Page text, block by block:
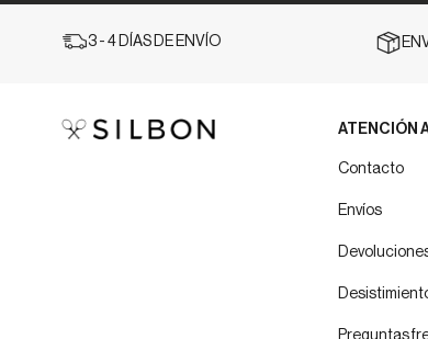
3 - 4 DÍAS DE ENVÍO
ATENCIÓN
Contacto
Envíos
Preguntas